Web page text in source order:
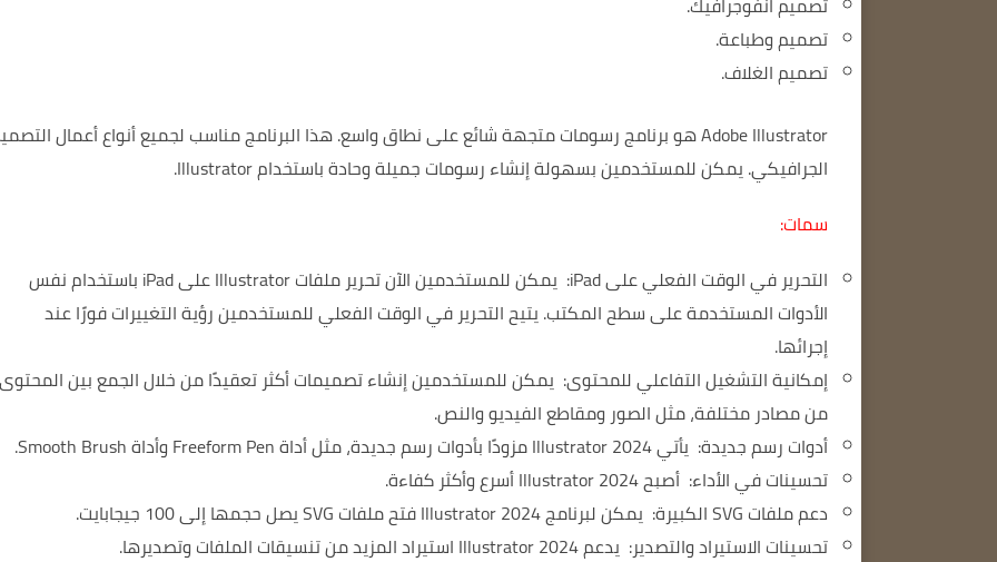
تصميم وطباعة.
تصميم الغلاف.
Adobe Illustrator هو برنامج رسومات متجهة شائع على نطاق واسع.
هذا البرنامج مناسب لجميع أنواع أعمال
الجرافيكي. يمكن للمستخدمين بسهولة إنشاء رسومات جميلة وحادة باستخدام Illustrator.
سمات:
التحرير في الوقت الفعلي على iPad:
يمكن للمستخدمين الآن تحرير ملفات Illustrator على iPad باستخدام نفس
الأدوات المستخدمة على سطح المكتب. يتيح التحرير في الوقت الفعلي للمستخدمين رؤية التغييرات فورًا عند
إجرائها.
إمكانية التشغيل التفاعلي للمحتوى: يمكن للمستخدمين إنشاء تصميمات أكثر تعقيدًا من خلال الجمع بين المحتوى
من مصادر مختلفة، مثل الصور ومقاطع الفيديو والنص.
أدوات رسم جديدة: يأتي Illustrator 2024 مزودًا بأدوات رسم جديدة، مثل أداة Freeform Pen وأداة Smooth Brush.
تحسينات في الأداء: أصبح Illustrator 2024 أسرع وأكثر كفاءة.
دعم ملفات SVG الكبيرة:
يمكن لبرنامج Illustrator 2024 فتح ملفات SVG يصل حجمها إلى 100 جيجابايت.
تحسينات الاستيراد والتصدير: يدعم Illustrator 2024 استيراد المزيد من تنسيقات الملفات وتصديرها.